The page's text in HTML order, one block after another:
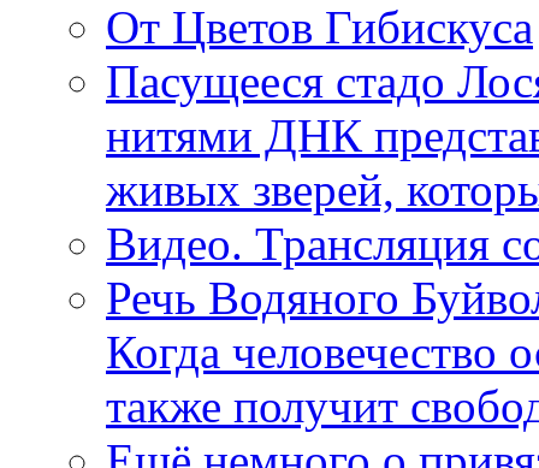
От Цветов Гибискуса
Пасущееся стадо
нитями ДНК
живых зверей,
Видео. Трансляция
Речь Водяного
Когда человечество
также получит